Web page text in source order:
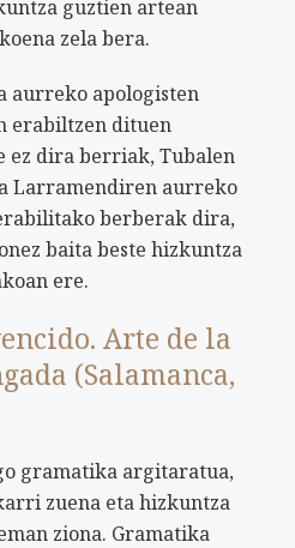
guztien artean
zela bera.
aurreko apologisten
erabiltzen dituen
ez dira berriak, Tubalen
Larramendiren aurreko
berberak dira,
baita beste hizkuntza
ere.
Arte de la
(Salamanca,
gramatika argitaratua,
zuena eta hizkuntza
ziona. Gramatika